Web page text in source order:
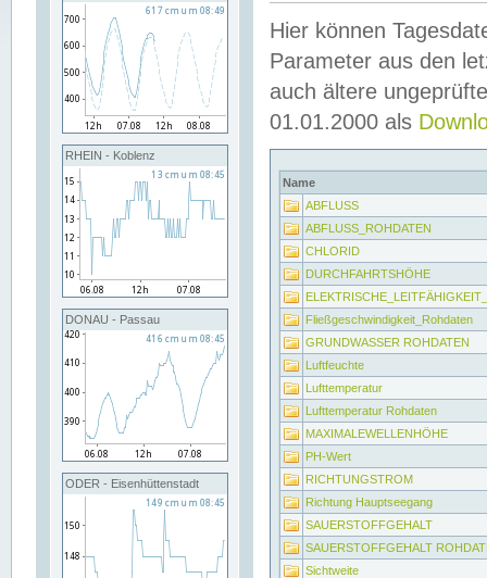
RHEIN - Koblenz
DONAU - Passau
ODER - Eisenhüttenstadt
Hier können
Parameter aus den
auch ältere
01.01.2000 als
Name
ABFLUSS
ABFLUSS_ROHDATEN
CHLORID
DURCHFAHRTSHÖHE
Fließgeschwindigkeit_Rohdaten
GRUNDWASSER ROHDATEN
Luftfeuchte
Lufttemperatur
Lufttemperatur Rohdaten
MAXIMALEWELLENHÖHE
PH-Wert
RICHTUNGSTROM
Richtung Hauptseegang
SAUERSTOFFGEHALT
SAUERSTOFFGEHALT
Sichtweite